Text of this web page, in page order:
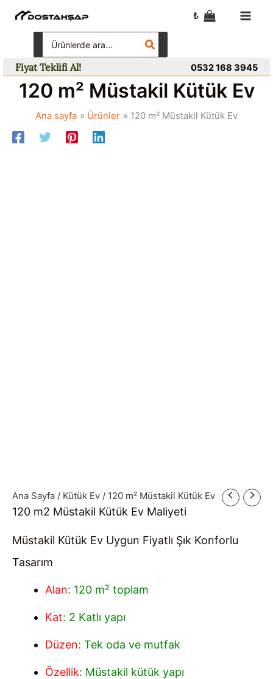
₺
for:
Fiyat Teklifi Al! 0532 168 3945
120 m² Müstakil Kütük Ev
Ana sayfa Ürünler 120 m² Müstakil Kütük Ev
Ana Sayfa / Kütük Ev / 120 m² Müstakil Kütük Ev
120 m2 Müstakil Kütük Ev Maliyeti
Müstakil Kütük Ev Uygun Fiyatlı Şık Konforlu
Tasarım
Alan: 120 m² toplam
Kat: 2 Katlı yapı
Düzen: Tek oda ve mutfak
Özellik: Müstakil kütük yapı